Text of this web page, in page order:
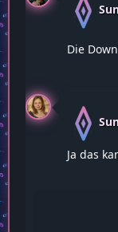
Die
Ja das